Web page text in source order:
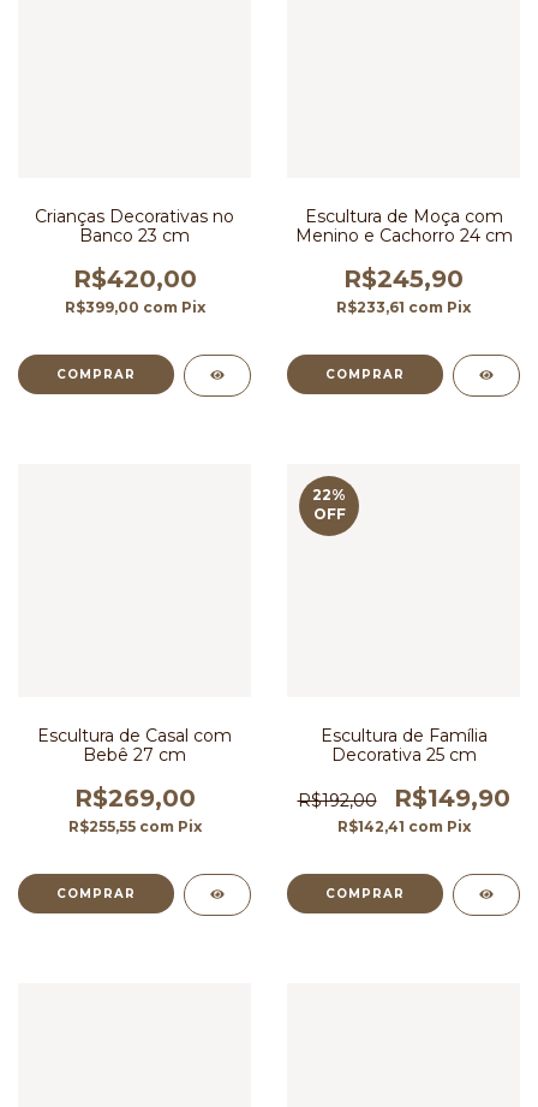
Crianças Decorativas no
Banco 23 cm
R$420,00
R$399,00 com Pix
Escultura de Moça com
Menino e Cachorro 24 cm
R$245,90
R$233,61 com Pix
Escultura de Casal com
Bebê 27 cm
R$269,00
R$255,55 com Pix
22%
OFF
Escultura de Família
Decorativa 25 cm
R$192,00 R$149,90
R$142,41 com Pix